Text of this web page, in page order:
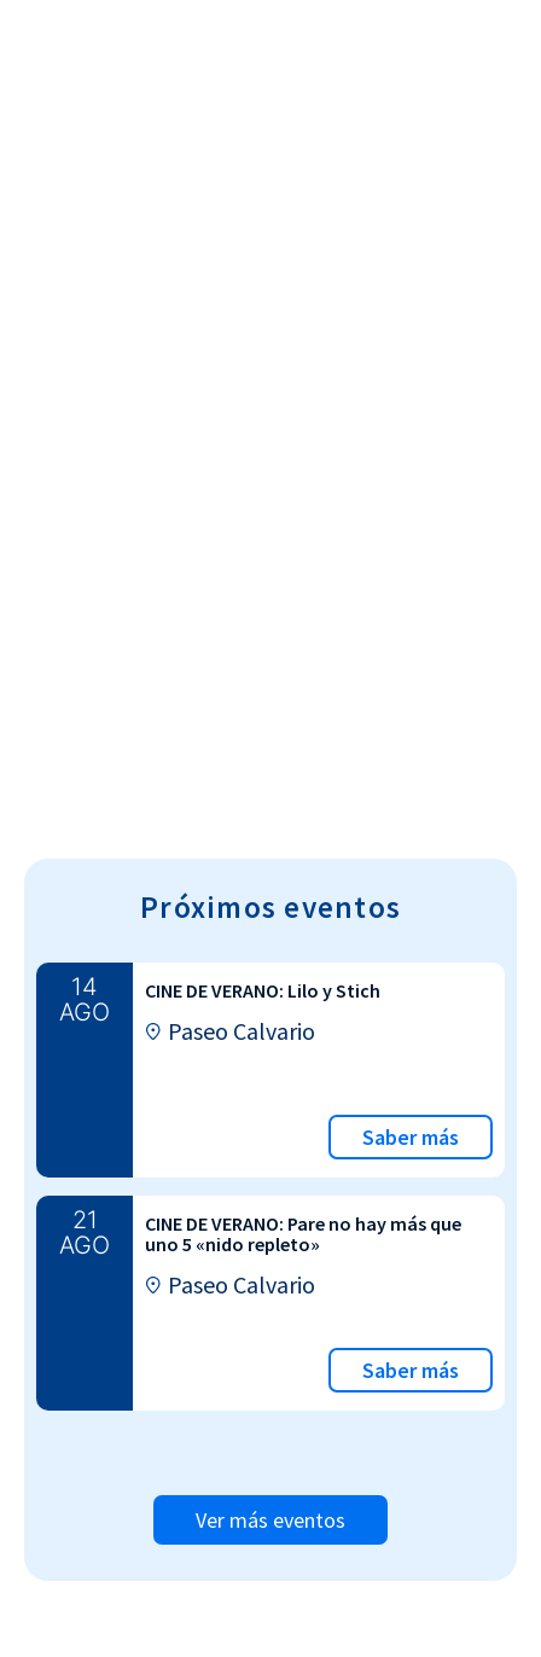
Próximos eventos
14
AGO
CINE DE VERANO: Lilo y Stich
Paseo Calvario
Saber más
21
AGO
CINE DE VERANO: Pare no hay más que
uno 5 «nido repleto»
Paseo Calvario
Saber más
Ver más eventos